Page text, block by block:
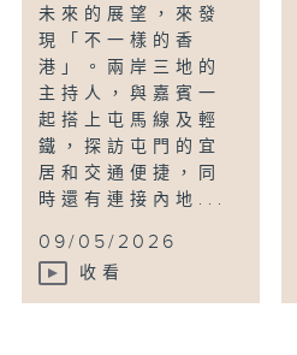
未來的展望，來發
現「不一樣的香
港」。兩岸三地的
主持人，與嘉賓一
起搭上屯馬線及輕
鐵，探訪屯門的宜
居和交通便捷，同
時還有連接內地...
09/05/2026
收看